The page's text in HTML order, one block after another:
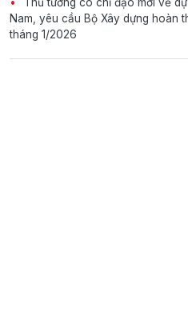
Nam, yêu cầu Bộ Xây dựng hoàn
tháng 1/2026